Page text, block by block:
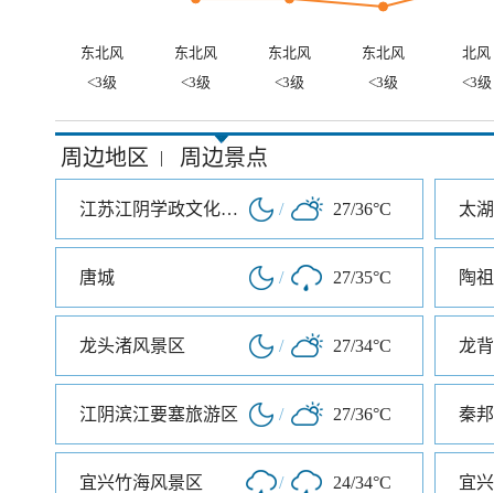
东北风 东北风 东北风 东北风
北风
<3级
<3级 <3级 <3级 <3级
周边地区 | 周边景点
江苏江阴学政文化旅游区 / 27/36°C 太
唐城 / 27/35°C 陶
龙头渚风景区 / 27/34°C 龙
江阴滨江要塞旅游区 / 27/36°C 秦
宜兴竹海风景区 / 24/34°C 宜